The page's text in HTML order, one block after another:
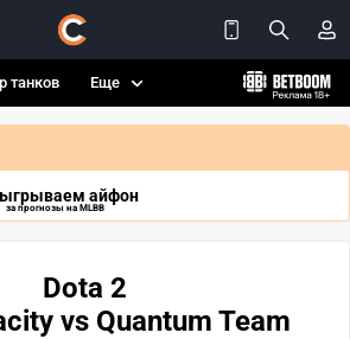
танков Еще
айфон
за прогнозы на MLBB
Dota 2
vs Quantum Team